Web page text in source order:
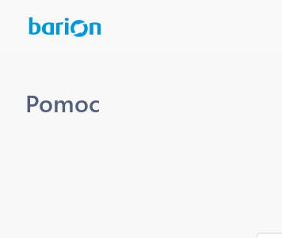
Pomoc